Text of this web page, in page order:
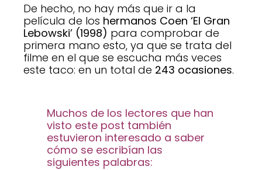
De hecho, no hay más que ir a la
película de los hermanos Coen ‘El Gran
Lebowski’ (1998) para comprobar de
primera mano esto, ya que se trata del
filme en el que se escucha más veces
este taco: en un total de 243 ocasiones.
Muchos de los lectores que han
visto este post también
estuvieron interesado a saber
cómo se escribían las
siguientes palabras: